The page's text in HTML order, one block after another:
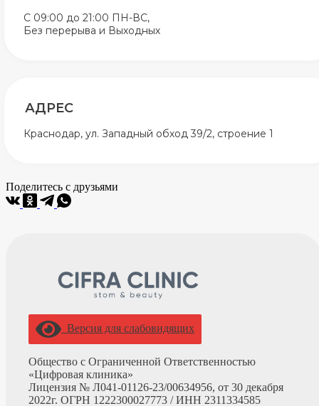
C 09:00 до 21:00 ПН-ВС,
Без перерыва и Выходных
АДРЕС
Краснодар, ул. Западный обход 39/2, строение 1
Поделитесь с друзьями
Версия для слабовидящих
Общество с Ограниченной Ответственностью
«Цифровая клиника»
Лицензия № Л041-01126-23/00634956, от 30 декабря
2022г. ОГРН 1222300027773 / ИНН 2311334585